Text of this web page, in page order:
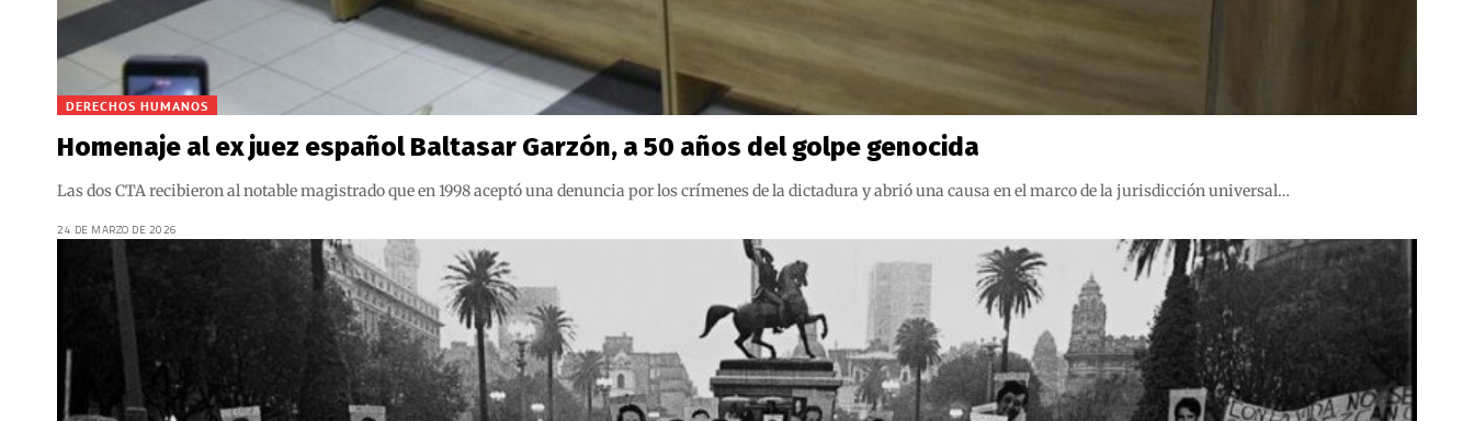
DERECHOS HUMANOS
Homenaje al ex juez español Baltasar Garzón, a 50 años del golpe genocida
Las dos CTA recibieron al notable magistrado que en 1998 aceptó una denuncia por los crímenes de la dictadura y abrió una causa en el marco de la jurisdicción universal…
24 DE MARZO DE 2026